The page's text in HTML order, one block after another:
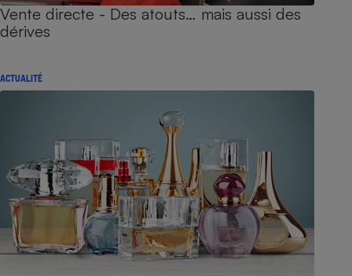
Vente directe - Des atouts… mais aussi des
dérives
ACTUALITÉ